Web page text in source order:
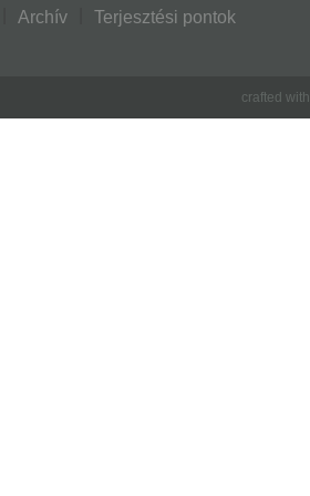
Archív Terjesztési pontok
crafted with